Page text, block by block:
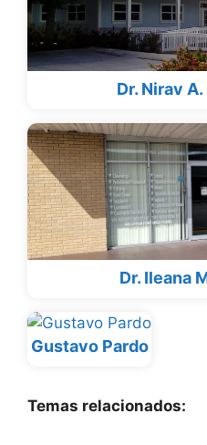
Dr. Nirav
Dr. Ileana
Gustavo Pardo
Temas relacionados: